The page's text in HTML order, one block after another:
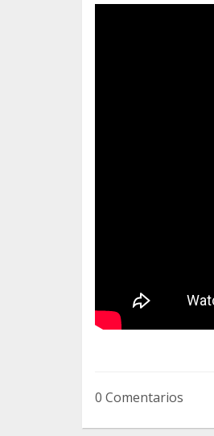
0 Comentarios